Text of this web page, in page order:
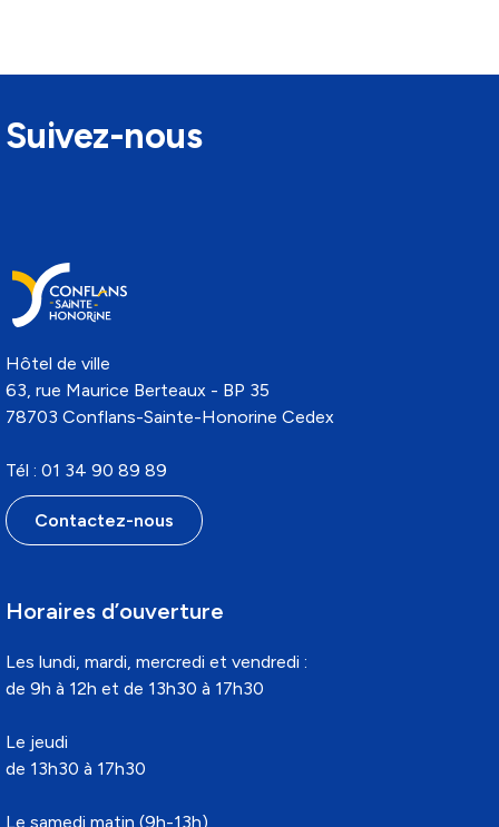
Suivez-nous
Hôtel de ville
63, rue Maurice Berteaux - BP 35
78703 Conflans-Sainte-Honorine Cedex
Tél : 01 34 90 89 89
Contactez-nous
Horaires d’ouverture
Les lundi, mardi, mercredi et vendredi :
de 9h à 12h et de 13h30 à 17h30
Le jeudi
de 13h30 à 17h30
Le samedi matin (9h-13h)